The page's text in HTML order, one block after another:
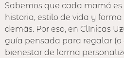
Sabemos que cada mamá
historia, estilo de vida y
demás. Por eso, en Clínicas
guía pensada para regalar (o
bienestar de forma